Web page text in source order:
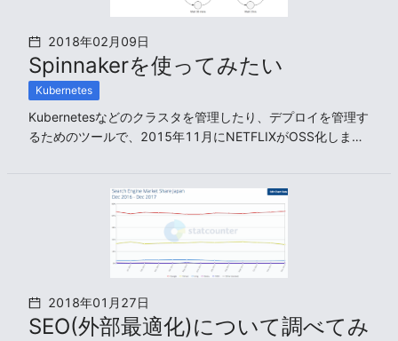
2018年02月09日
Spinnakerを使ってみたい
Kubernetes
Kubernetesなどのクラスタを管理したり、デプロイを管理す
るためのツールで、2015年11月にNETFLIXがOSS化しまし
て(または手動で)、以下のようなパイプラインでデプロイを
管理することができるそうです。
2018年01月27日
SEO(外部最適化)について調べてみ